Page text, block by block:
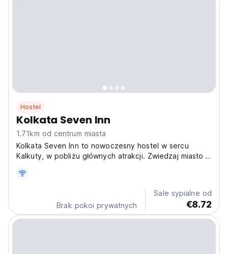
Hostel
Kolkata Seven Inn
1.71km od centrum miasta
Kolkata Seven Inn to nowoczesny hostel w sercu
Kalkuty, w pobliżu głównych atrakcji. Zwiedzaj miasto w
podróżników w przytulnej atmosferze. (Auto-translated
Brak pokoi prywatnych
Sale sypialne od
€8.72